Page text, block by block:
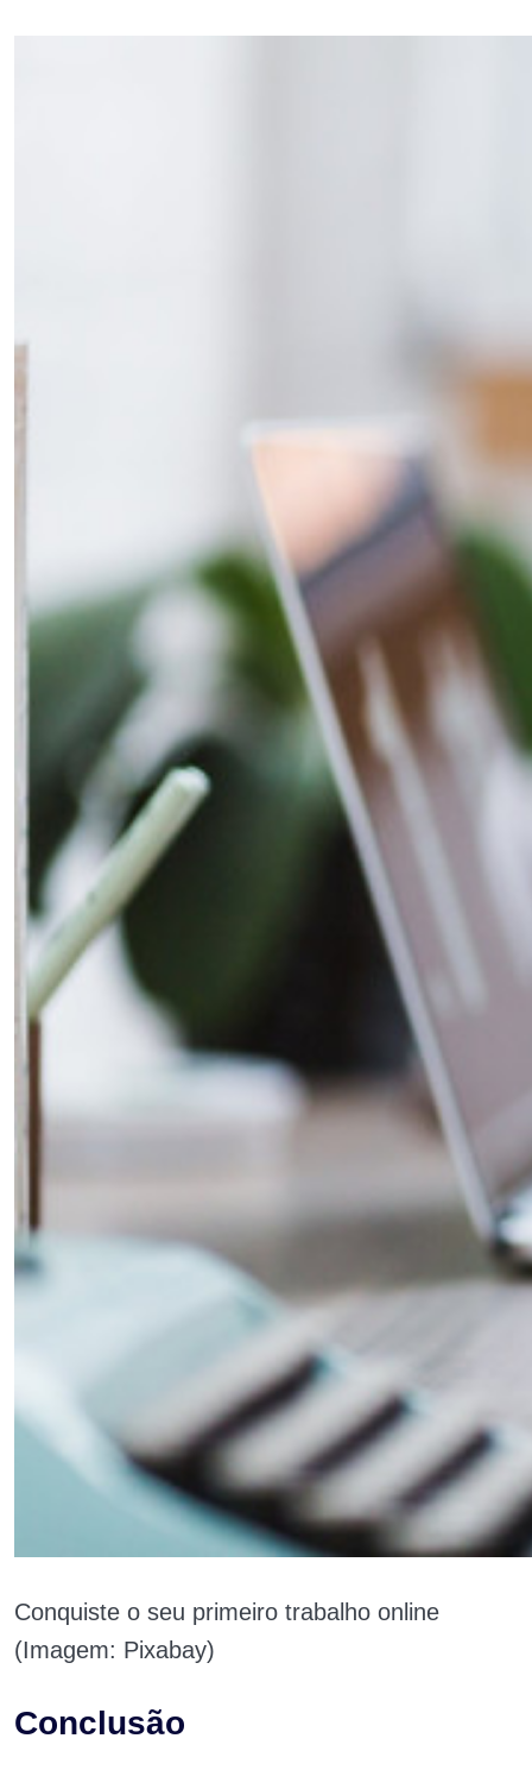
Conquiste o seu primeiro trabalho online
(Imagem: Pixabay)
Conclusão